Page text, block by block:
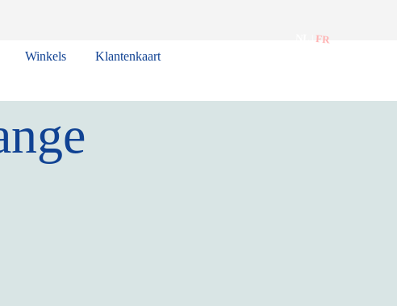
FR
Winkels Klantenkaart